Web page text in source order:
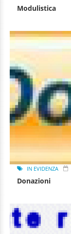
Modulistica
IN EVIDENZA
Donazioni